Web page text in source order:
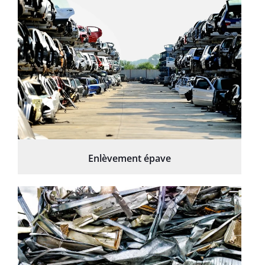
Enlèvement épave